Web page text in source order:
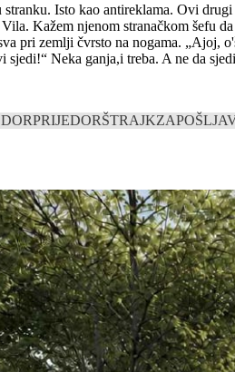
Isto kao antireklama. Ovi
Kažem njenom stranačkom šefu
pri zemlji čvrsto na nogama. „Ajoj,
sjedi!“ Neka ganja,i treba. A ne da
PRIJEDORŠTRAJK